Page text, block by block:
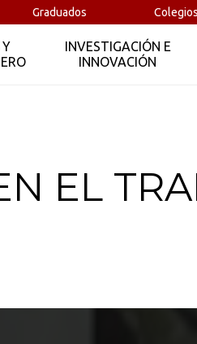
Graduados
INVESTIGACIÓN E
INNOVACIÓN
EL